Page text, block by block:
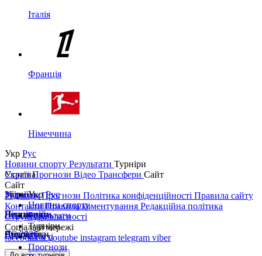
Італія
Франція
Німеччина
Укр Рус
Новини спорту Результати Турніри
Україна
Україна
Перша ліга
Друга ліга
Кубок України
Збірні
Ліга націй
ЧС 2026
Чемпіонати
Англія
Іспанія
Єврокубки
Ліга чемпіонів
СтаттіПрогнози Відео Трансфери Сайт
Сайт
РедакціяПрогнози Політика конфіденційності Правила сайту
КонтактиПравила коментування Редакційна політика
Структура власності
Соціальні мережі
facebookxyoutube instagram telegram viber
УкрРус
Новини спорту
Результати
Турніри
Статті
Прогнози